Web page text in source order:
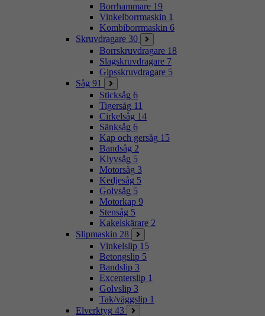
Borrhammare 19
Vinkelborrmaskin 1
Kombiborrmaskin 6
Skruvdragare 30
Borrskruvdragare 18
Slagskruvdragare 7
Gipsskruvdragare 5
Såg 91
Sticksåg 6
Tigersåg 11
Cirkelsåg 14
Sänksåg 6
Kap och gersåg 15
Bandsåg 2
Klyvsåg 5
Motorsåg 3
Kedjesåg 5
Golvsåg 5
Motorkap 9
Stensåg 5
Kakelskärare 2
Slipmaskin 28
Vinkelslip 15
Betongslip 5
Bandslip 3
Excenterslip 1
Golvslip 3
Tak/väggslip 1
Elverktyg 43